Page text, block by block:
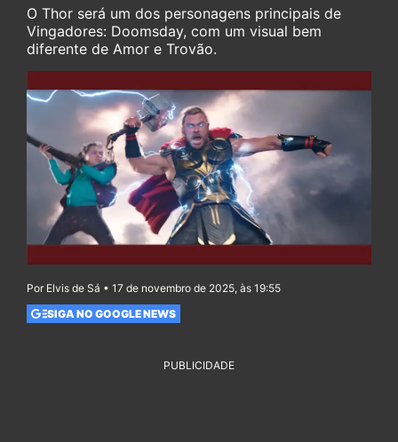
O Thor será um dos personagens principais de
Vingadores: Doomsday, com um visual bem
diferente de Amor e Trovão.
Por Elvis de Sá • 17 de novembro de 2025, às 19:55
SIGA NO GOOGLE NEWS
PUBLICIDADE